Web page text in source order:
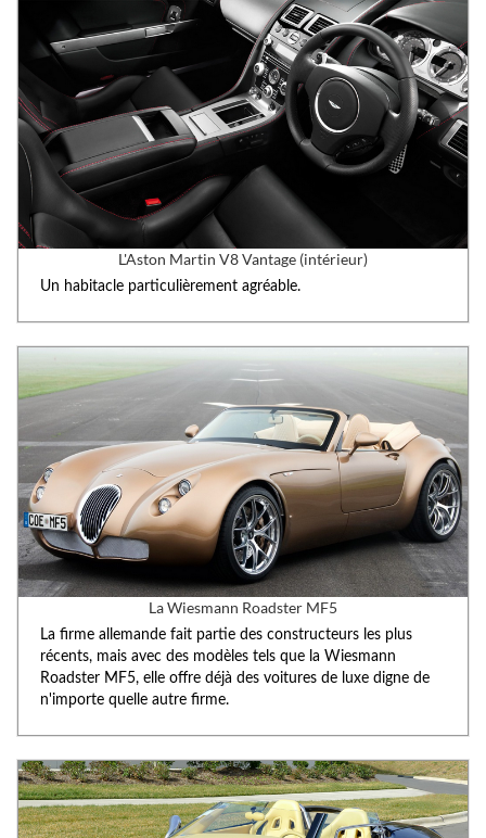
L'Aston Martin V8 Vantage (intérieur)
Un habitacle particulièrement agréable.
La Wiesmann Roadster MF5
La firme allemande fait partie des constructeurs les plus
récents, mais avec des modèles tels que la Wiesmann
Roadster MF5, elle offre déjà des voitures de luxe digne de
n'importe quelle autre firme.